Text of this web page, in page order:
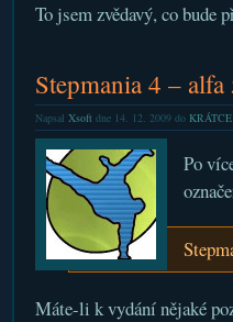
To jsem zvědavý, co bude
Stepmania 4 – alfa
Napsal Xsoftdne 14. 12. 2009 do KRÁTCE|
Po
Máte-li k vydání nějaké